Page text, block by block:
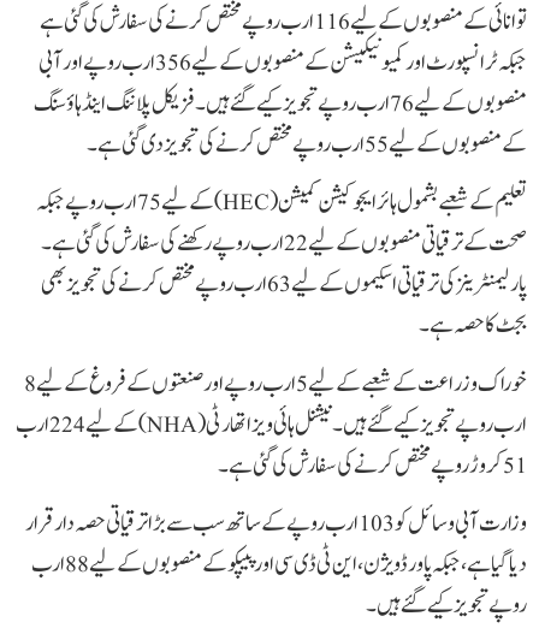
توانائی کے منصوبوں کے لیے 116 ارب روپے مختص کرنے کی سفارش کی گئی ہے
جبکہ ٹرانسپورٹ اور کمیونیکیشن کے منصوبوں کے لیے 356 ارب روپے اور آبی
منصوبوں کے لیے 76 ارب روپے تجویز کیے گئے ہیں۔ فزیکل پلاننگ اینڈ ہاؤسنگ
کے منصوبوں کے لیے 55 ارب روپے مختص کرنے کی تجویز دی گئی ہے۔
تعلیم کے شعبے بشمول ہائر ایجوکیشن کمیشن (HEC) کے لیے 75 ارب روپے جبکہ
صحت کے ترقیاتی منصوبوں کے لیے 22 ارب روپے رکھنے کی سفارش کی گئی ہے۔
پارلیمنٹرینز کی ترقیاتی اسکیموں کے لیے 63 ارب روپے مختص کرنے کی تجویز بھی
بجٹ کا حصہ ہے۔
خوراک و زراعت کے شعبے کے لیے 5 ارب روپے اور صنعتوں کے فروغ کے لیے 8
ارب روپے تجویز کیے گئے ہیں۔ نیشنل ہائی ویز اتھارٹی (NHA) کے لیے 224 ارب
51 کروڑ روپے مختص کرنے کی سفارش کی گئی ہے۔
وزارت آبی وسائل کو 103 ارب روپے کے ساتھ سب سے بڑا ترقیاتی حصہ دار قرار
دیا گیا ہے، جبکہ پاور ڈویژن، این ٹی ڈی سی اور پیپکو کے منصوبوں کے لیے 88 ارب
روپے تجویز کیے گئے ہیں۔